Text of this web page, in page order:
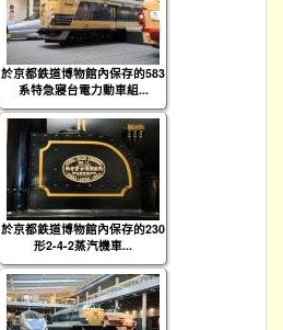
於京都鉄道博物館內保存的583
系特急寢台電力動車組...
於京都鉄道博物館內保存的230
形2-4-2蒸汽機車...